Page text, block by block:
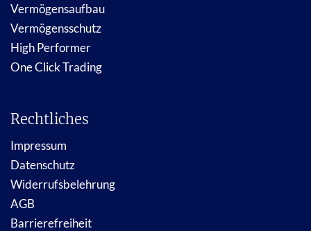
Vermögensaufbau
Vermögensschutz
High Performer
One Click Trading
Rechtliches
Impressum
Datenschutz
Widerrufsbelehrung
AGB
Barrierefreiheit